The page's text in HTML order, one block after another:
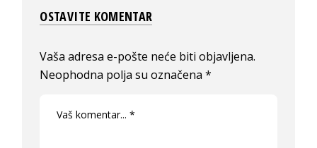
OSTAVITE KOMENTAR
Vaša adresa e-pošte neće biti objavljena.
Neophodna polja su označena*